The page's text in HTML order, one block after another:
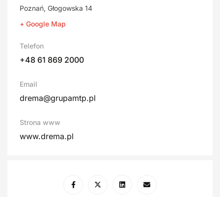
Poznań, Głogowska 14
+ Google Map
Telefon
+48 61 869 2000
Email
drema@grupamtp.pl
Strona www
www.drema.pl